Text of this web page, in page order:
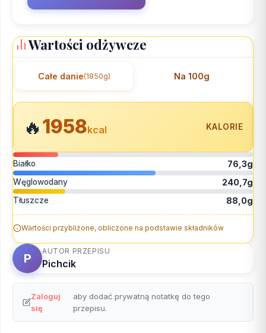
Wartości odżywcze
Całe danie(1850g) Na 100g
🔥1958kcal KALORIE
Białko 76,3g
Węglowodany 240,7g
Tłuszcze 88,0g
Wartości przybliżone, obliczone na podstawie składników
P
AUTOR PRZEPISU
Pichcik
Zaloguj
się
aby dodać prywatną notatkę do tego
przepisu.